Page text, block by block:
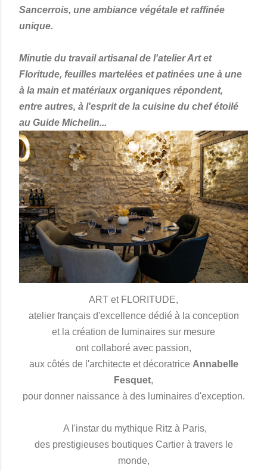
Sancerrois, une ambiance végétale et raffinée
unique.
Minutie du travail artisanal de l'atelier Art et
Floritude, feuilles martelées et patinées une à une
à la main et matériaux organiques répondent,
entre autres, à l'esprit de la cuisine du chef étoilé
au Guide Michelin...
ART et FLORITUDE,
atelier français d'excellence dédié à la conception
et la création de luminaires sur mesure
ont collaboré avec passion,
aux côtés de l'architecte et décoratrice Annabelle
Fesquet,
pour donner naissance à des luminaires d'exception.
A l'instar du mythique Ritz à Paris,
des prestigieuses boutiques Cartier à travers le
monde,